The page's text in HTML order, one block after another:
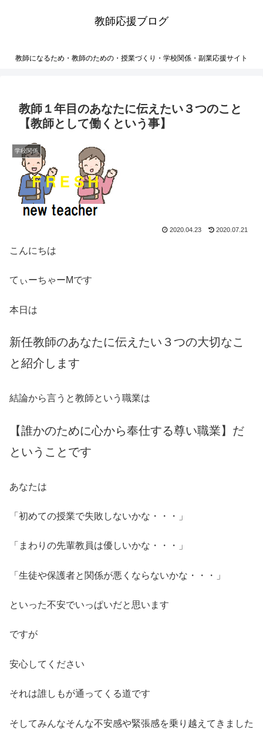
教師応援ブログ
教師になるため・教師のための・授業づくり・学校関係・副業応援サイト
教師１年目のあなたに伝えたい３つのこと
【教師として働くという事】
学校関係
2020.04.23 2020.07.21
こんにちは
てぃーちゃーMです
本日は
新任教師のあなたに伝えたい３つの大切なこ
と紹介します
結論から言うと教師という職業は
【誰かのために心から奉仕する尊い職業】だ
ということです
あなたは
「初めての授業で失敗しないかな・・・」
「まわりの先輩教員は優しいかな・・・」
「生徒や保護者と関係が悪くならないかな・・・」
といった不安でいっぱいだと思います
ですが
安心してください
それは誰しもが通ってくる道です
そしてみんなそんな不安感や緊張感を乗り越えてきました